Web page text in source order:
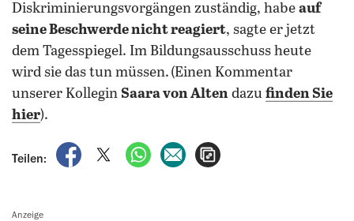
Diskriminierungsvorgängen zuständig, habe auf
seine Beschwerde nicht reagiert, sagte er jetzt
dem Tagesspiegel. Im Bildungsausschuss heute
wird sie das tun müssen. (Einen Kommentar
unserer Kollegin Saara von Alten dazu finden Sie
hier).
Teilen:
auf Facebook teilen
auf X teilenper WhatsApp teilen
per E-Mail teilen
Anzeige